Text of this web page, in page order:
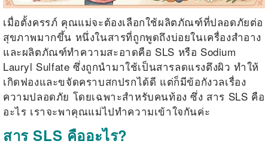
เมื่อตั้งครรภ์ คุณแม่จะต้องเลือกใช้ผลิตภัณฑ์ที่ปลอดภัยต่อ
สุขภาพมากขึ้น หนึ่งในสารที่ถูกพูดถึงบ่อยในเครื่องสำอาง
และผลิตภัณฑ์ทำความสะอาดคือ SLS หรือ Sodium
Lauryl Sulfate ซึ่งถูกนำมาใช้เป็นสารลดแรงตึงผิว ทำให้
เกิดฟองและขจัดคราบสกปรกได้ดี แต่ก็มีข้อกังวลเรื่อง
ความปลอดภัย โดยเฉพาะสำหรับคนท้อง ซึ่ง สาร SLS คือ
อะไร เราจะพาคุณแม่ไปทำความเข้าใจกันค่ะ
สาร SLS คืออะไร?